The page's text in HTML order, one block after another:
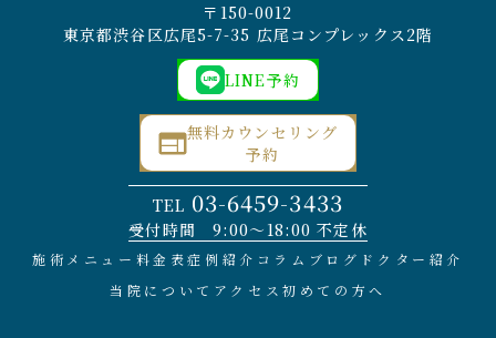
〒150-0012
東京都渋谷区広尾5-7-35 広尾コンプレックス2階
LINE予約
無料カウンセリング
予約
TEL 03-6459-3433
受付時間 9:00〜18:00 不定休
施術メニュー 料金表症例紹介 コラム ブログ ドクター紹介
当院について アクセス初めての方へ